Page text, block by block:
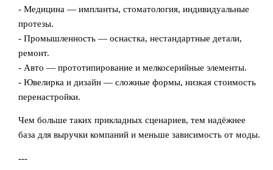
- Медицина — импланты, стоматология, индивидуальные
протезы.
- Промышленность — оснастка, нестандартные детали,
ремонт.
- Авто — прототипирование и мелкосерийные элементы.
- Ювелирка и дизайн — сложные формы, низкая стоимость
перенастройки.
Чем больше таких прикладных сценариев, тем надёжнее
база для выручки компаний и меньше зависимость от моды.
---